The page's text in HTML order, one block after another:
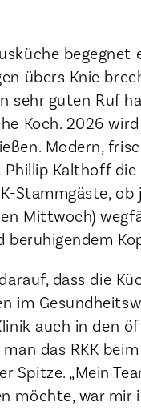
begegnet
übers Knie
sehr guten Ruf
Koch. 2026
Modern,
Kalthoff
Stammgäste,
Mittwoch)
dass die
im
auch in den
das RKK
Spitze. „Mein
möchte, war mir